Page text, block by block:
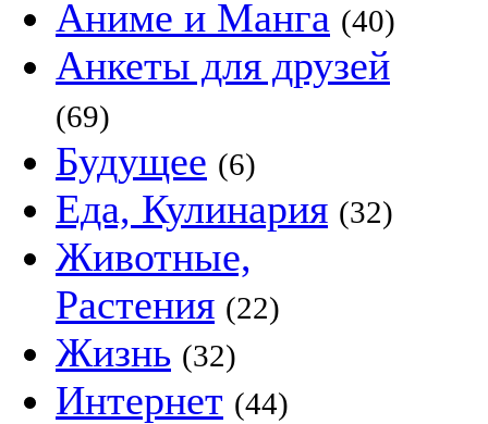
Аниме и Манга (40)
Анкеты для друзей
(69)
Будущее (6)
Еда, Кулинария (32)
Животные,
Растения (22)
Жизнь (32)
Интернет (44)